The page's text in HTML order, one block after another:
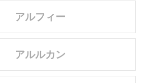
アルフィー
アルルカン